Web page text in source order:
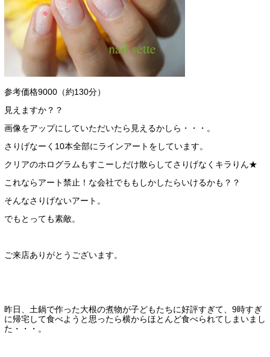
参考価格9000（約130分）
見えますか？？
画像をアップにしていただいたら見えるかしら・・・。
さりげなーく10本全部にラインアートをしています。
クリアのホログラムもすこーしだけ散らしてさりげなくキラりん★
これならアート禁止！な会社でももしかしたらいけるかも？？
そんなさりげないアート。
でもとっても素敵。
ご来店ありがとうございます。
昨日、土鍋で作った大根の煮物が子どもたちに好評すぎて、9時すぎ
に帰宅して食べようと思ったら横からほとんど食べられてしまいまし
た・・・。